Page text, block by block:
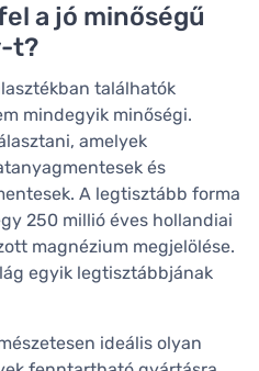
a jó minőségű
t?
találhatók
mindegyik minőségi.
amelyek
és
A legtisztább forma
250 millió éves hollandiai
magnézium megjelölése.
egyik legtisztábbjának
ideális olyan